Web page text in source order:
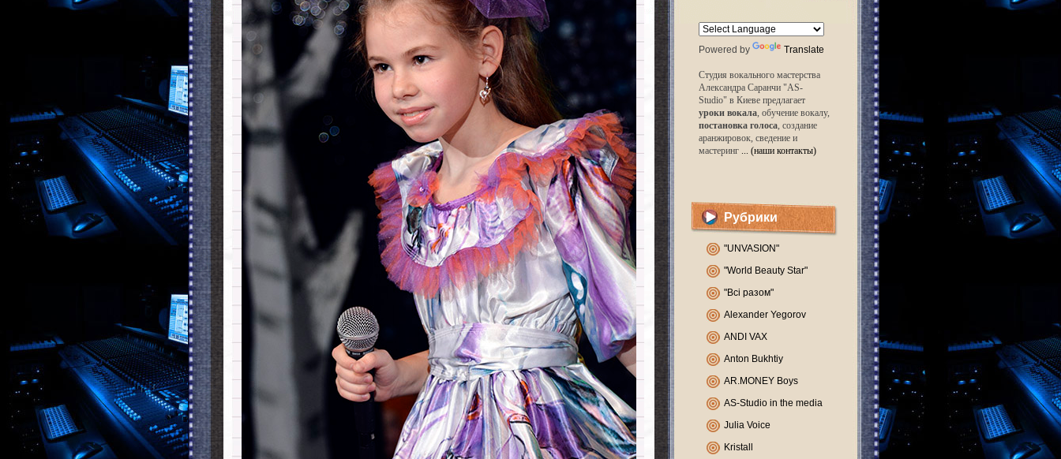
Powered by Translate
Студия вокального мастерства
Александра Саранчи "AS-
Studio" в Киеве предлагает
уроки вокала, обучение вокалу,
постановка голоса, создание
аранжировок, сведение и
мастеринг ... (наши контакты)
Рубрики
"UNVASION"
"World Beauty Star"
"Всі разом"
Alexander Yegorov
ANDI VAX
Anton Bukhtiy
AR.MONEY Boys
AS-Studio in the media
Julia Voice
Kristall